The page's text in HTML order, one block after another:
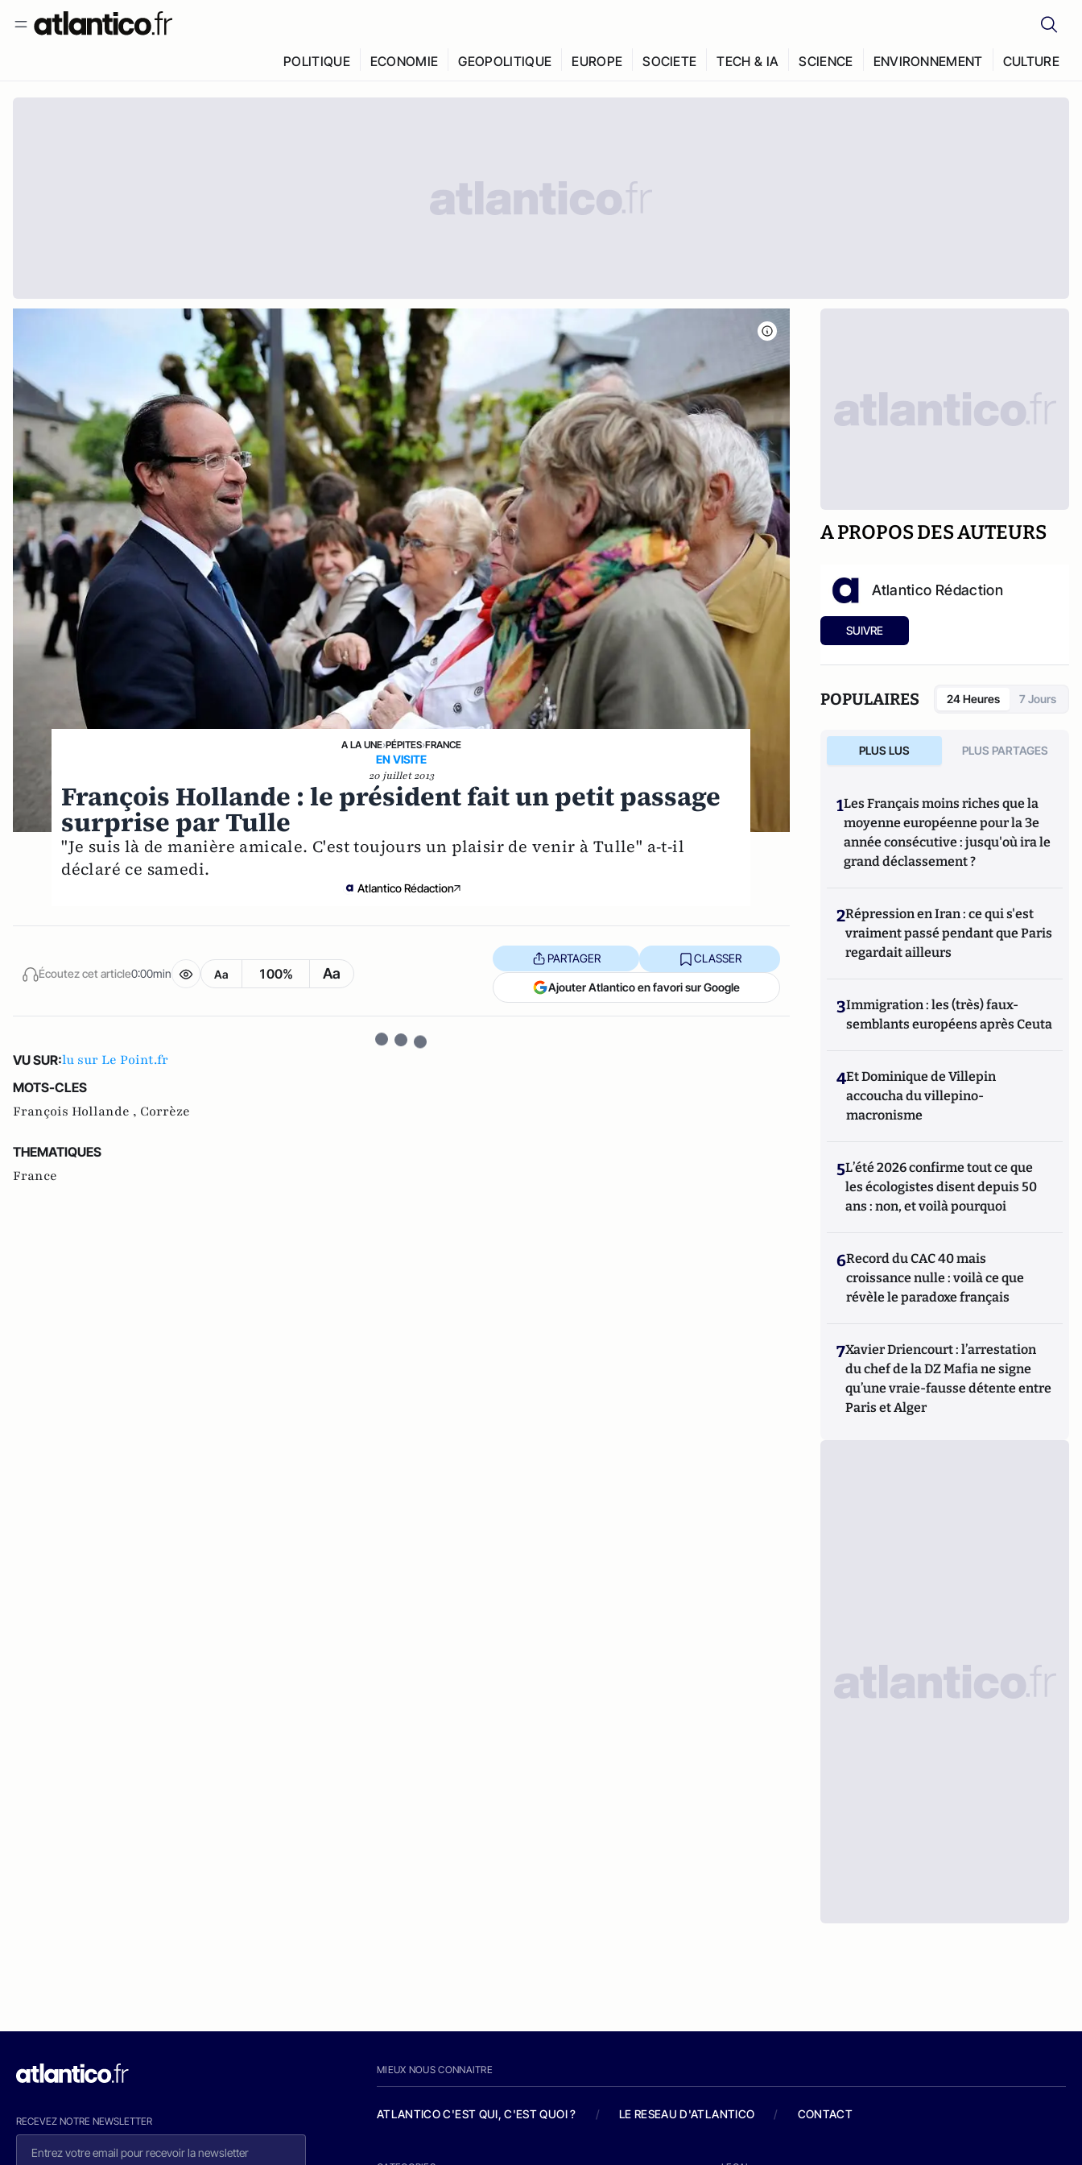
POLITIQUE ECONOMIE GEOPOLITIQUE EUROPE SOCIETE TECH & IA SCIENCE ENVIRONNEMENT CULTURE
A LA UNE›PÉPITES›FRANCE
EN VISITE
20 juillet 2013
François Hollande : le président fait un petit passage
surprise par Tulle
"Je suis là de manière amicale. C'est toujours un plaisir de venir à Tulle" a-t-il
déclaré ce samedi.
Atlantico Rédaction
Écoutez cet article0:00min Aa 100% Aa
PARTAGER CLASSER
Ajouter Atlantico en favori sur Google
VU SUR:lu sur Le Point.fr
MOTS-CLES
François Hollande , Corrèze
THEMATIQUES
France
A PROPOS DES AUTEURS
Atlantico Rédaction
SUIVRE
POPULAIRES 24 Heures 7 Jours
PLUS LUS PLUS PARTAGES
1Les Français moins riches que la
moyenne européenne pour la 3e
année consécutive : jusqu'où ira le
grand déclassement ?
2Répression en Iran : ce qui s'est
vraiment passé pendant que Paris
regardait ailleurs
3Immigration : les (très) faux-
semblants européens après Ceuta
4Et Dominique de Villepin
accoucha du villepino-
macronisme
5L’été 2026 confirme tout ce que
les écologistes disent depuis 50
ans : non, et voilà pourquoi
6Record du CAC 40 mais
croissance nulle : voilà ce que
révèle le paradoxe français
7Xavier Driencourt : l’arrestation
du chef de la DZ Mafia ne signe
qu’une vraie-fausse détente entre
Paris et Alger
RECEVEZ NOTRE NEWSLETTER
MIEUX NOUS CONNAITRE
ATLANTICO C'EST QUI, C'EST QUOI ? / LE RESEAU D'ATLANTICO / CONTACT